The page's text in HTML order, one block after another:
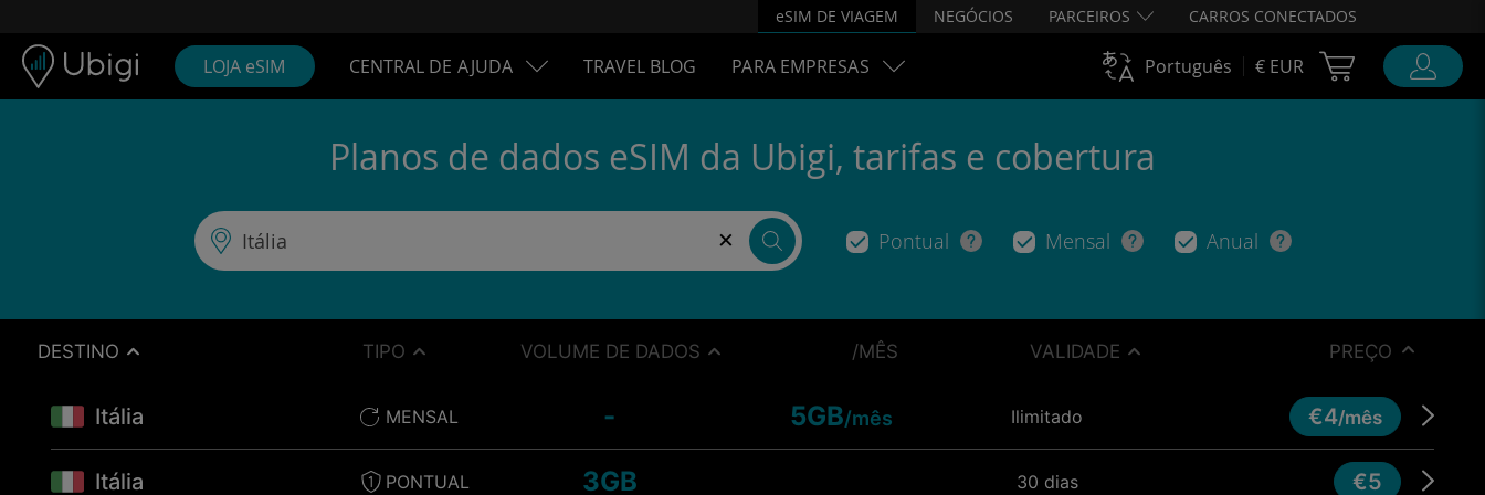
eSIM DE VIAGEM NEGÓCIOS PARCEIROS CARROS CONECTADOS
LOJA eSIM CENTRAL DE AJUDA TRAVEL BLOG PARA EMPRESAS Português € EUR Cart Ubigi
Planos de dados eSIM da Ubigi, tarifas e cobertura
× Pontual Mensal Anual
DESTINO TIPO VOLUME DE DADOS /MÊS VALIDADE PREÇO
Itália MENSAL - 5GB/mês Ilimitado €4/mês
Itália PONTUAL 3GB 30 dias €5